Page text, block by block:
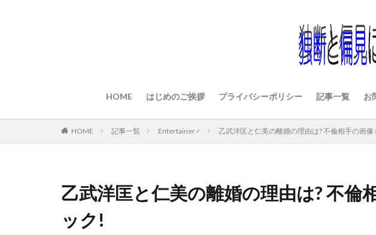
HOME はじめのご挨拶 プライバシーポリシー 記事一覧 お
HOME 記事一覧 Entertainer♂ 乙武洋匡と仁美の離婚の理由は? 不倫相手の画像
乙武洋匡と仁美の離婚の理由は? 不倫
ック!